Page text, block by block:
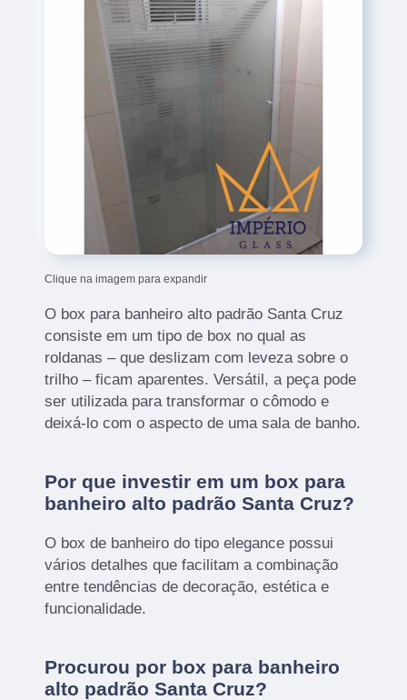
Clique na imagem para expandir
O box para banheiro alto padrão Santa Cruz
consiste em um tipo de box no qual as
roldanas – que deslizam com leveza sobre o
trilho – ficam aparentes. Versátil, a peça pode
ser utilizada para transformar o cômodo e
deixá-lo com o aspecto de uma sala de banho.
Por que investir em um box para
banheiro alto padrão Santa Cruz?
O box de banheiro do tipo elegance possui
vários detalhes que facilitam a combinação
entre tendências de decoração, estética e
funcionalidade.
Procurou por box para banheiro
alto padrão Santa Cruz?